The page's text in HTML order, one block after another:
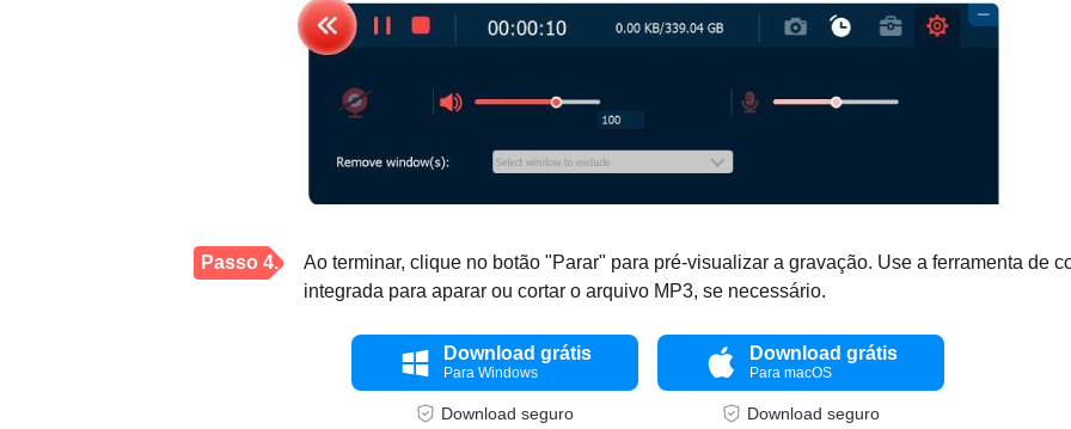
Passo 4.
Ao terminar, clique no botão "Parar" para pré-visualizar a gravação. Use a ferramenta de
integrada para aparar ou cortar o arquivo MP3, se necessário.
Download grátis
Para Windows
Download seguro
Download grátis
Para macOS
Download seguro